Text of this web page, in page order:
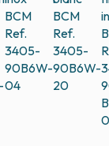
BCM
Ref.
3405-
90B6W-
04
BCM
Ref.
3405-
90B6W-
20